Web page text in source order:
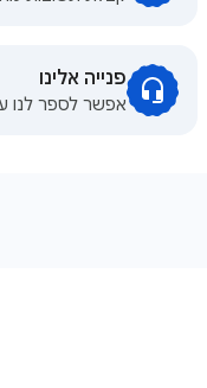
פנייה אלינו
אפשר לספר לנו